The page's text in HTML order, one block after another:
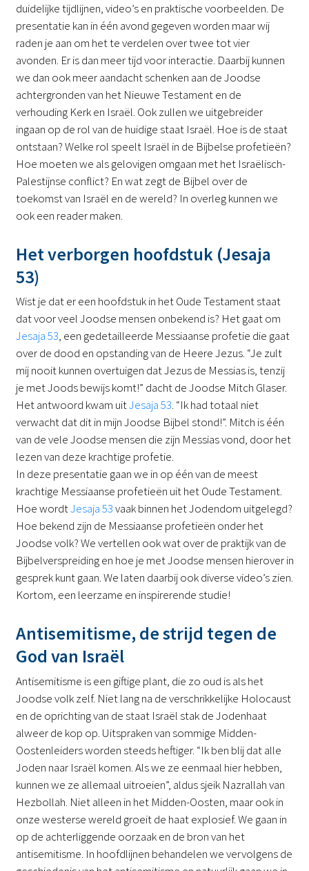
duidelijke tijdlijnen, video’s en praktische voorbeelden. De
presentatie kan in één avond gegeven worden maar wij
raden je aan om het te verdelen over twee tot vier
avonden. Er is dan meer tijd voor interactie. Daarbij kunnen
we dan ook meer aandacht schenken aan de Joodse
achtergronden van het Nieuwe Testament en de
verhouding Kerk en Israël. Ook zullen we uitgebreider
ingaan op de rol van de huidige staat Israël. Hoe is de staat
ontstaan? Welke rol speelt Israël in de Bijbelse profetieën?
Hoe moeten we als gelovigen omgaan met het Israëlisch-
Palestijnse conflict? En wat zegt de Bijbel over de
toekomst van Israël en de wereld? In overleg kunnen we
ook een reader maken.
Het verborgen hoofdstuk (Jesaja
53)
Wist je dat er een hoofdstuk in het Oude Testament staat
dat voor veel Joodse mensen onbekend is? Het gaat om
Jesaja 53, een gedetailleerde Messiaanse profetie die gaat
over de dood en opstanding van de Heere Jezus. “Je zult
mij nooit kunnen overtuigen dat Jezus de Messias is, tenzij
je met Joods bewijs komt!” dacht de Joodse Mitch Glaser.
Het antwoord kwam uitJesaja 53. “Ik had totaal niet
verwacht dat dit in mijn Joodse Bijbel stond!”. Mitch is één
van de vele Joodse mensen die zijn Messias vond, door het
lezen van deze krachtige profetie.
In deze presentatie gaan we in op één van de meest
krachtige Messiaanse profetieën uit het Oude Testament.
Hoe wordtJesaja 53vaak binnen het Jodendom uitgelegd?
Hoe bekend zijn de Messiaanse profetieën onder het
Joodse volk? We vertellen ook wat over de praktijk van de
Bijbelverspreiding en hoe je met Joodse mensen hierover in
gesprek kunt gaan. We laten daarbij ook diverse video’s zien.
Kortom, een leerzame en inspirerende studie!
Antisemitisme, de strijd tegen de
God van Israël
Antisemitisme is een giftige plant, die zo oud is als het
Joodse volk zelf. Niet lang na de verschrikkelijke Holocaust
en de oprichting van de staat Israël stak de Jodenhaat
alweer de kop op. Uitspraken van sommige Midden-
Oostenleiders worden steeds heftiger. “Ik ben blij dat alle
Joden naar Israël komen. Als we ze eenmaal hier hebben,
kunnen we ze allemaal uitroeien”, aldus sjeik Nazrallah van
Hezbollah. Niet alleen in het Midden-Oosten, maar ook in
onze westerse wereld groeit de haat explosief. We gaan in
op de achterliggende oorzaak en de bron van het
antisemitisme. In hoofdlijnen behandelen we vervolgens de